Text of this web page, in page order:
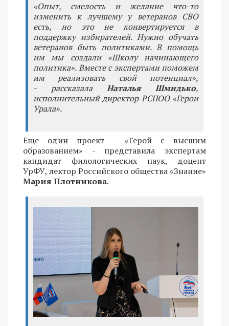
«Опыт, смелость и желание что-то
изменить к лучшему у ветеранов СВО
есть, но это не конвертируется в
поддержку избирателей. Нужно обучать
ветеранов быть политиками. В помощь
им мы создали «Школу начинающего
политика». Вместе с экспертами поможем
им реализовать свой потенциал»,
- рассказалаНаталья Шмидько,
исполнительный директор РСПОО «Герои
Урала».
Еще один проект - «Герой с высшим
образованием» - представила экспертам
кандидат филологических наук, доцент
УрФУ, лектор Российского общества «Знание»
Мария Плотникова.